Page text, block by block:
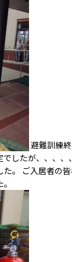
避難訓練
したが、、、、
。 ご入居者の